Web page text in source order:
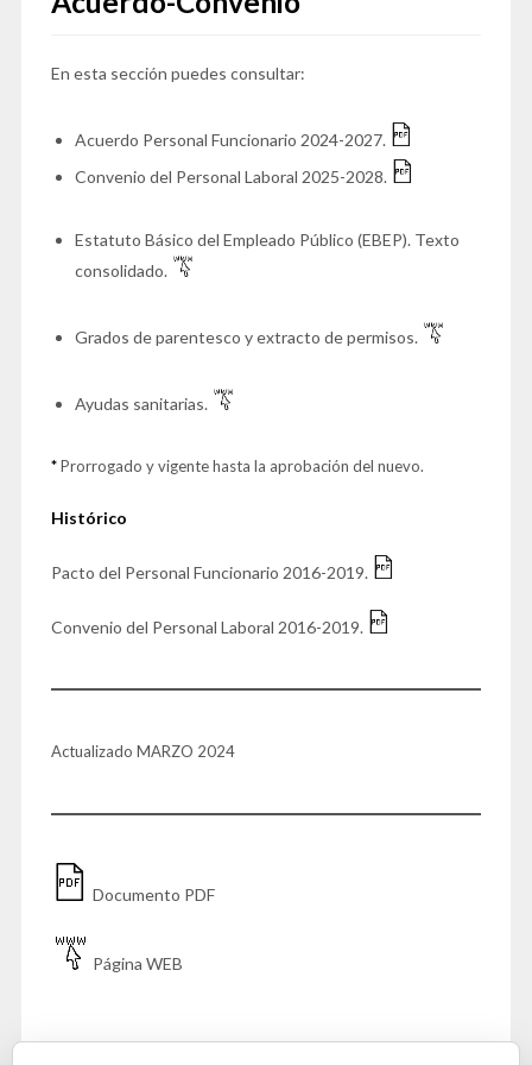
En esta sección puedes consultar:
Acuerdo Personal Funcionario 2024-2027.
Convenio del Personal Laboral 2025-2028.
Estatuto Básico del Empleado Público (EBEP). Texto
consolidado.
Grados de parentesco y extracto de permisos.
Ayudas sanitarias.
*Prorrogado y vigente hasta la aprobación del nuevo.
Histórico
Pacto del Personal Funcionario 2016-2019.
Convenio del Personal Laboral 2016-2019.
Actualizado MARZO 2024
Documento PDF
Página WEB